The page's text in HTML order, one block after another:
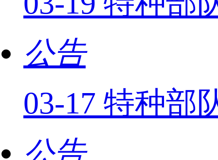
公告
03-17 特种部
公告